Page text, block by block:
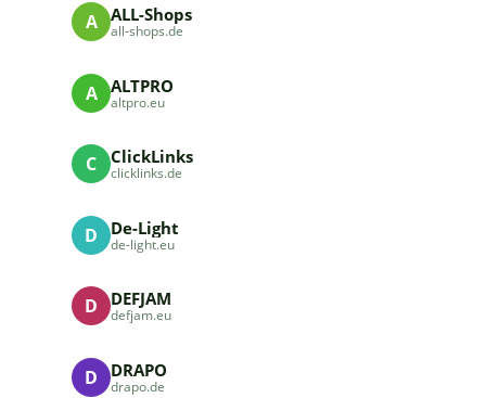
A ALL-Shops
all-shops.de
A ALTPRO
altpro.eu
C ClickLinks
clicklinks.de
D De-Light
de-light.eu
D DEFJAM
defjam.eu
D DRAPO
drapo.de